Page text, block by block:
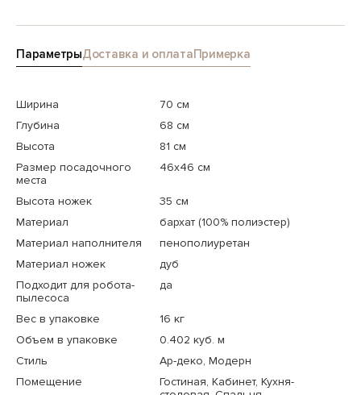
ПараметрыДоставка и оплатаПримерка
Ширина
70 см
Глубина
68 см
Высота
81 см
Размер посадочного
места
46х46 см
Высота ножек
35 см
Материал
бархат (100% полиэстер)
Материал наполнителя
пенополиуретан
Материал ножек
дуб
Подходит для робота-
пылесоса
да
Вес в упаковке
16 кг
Объем в упаковке
0.402 куб. м
Стиль
Ар-деко, Модерн
Помещение
Гостиная, Кабинет, Кухня-